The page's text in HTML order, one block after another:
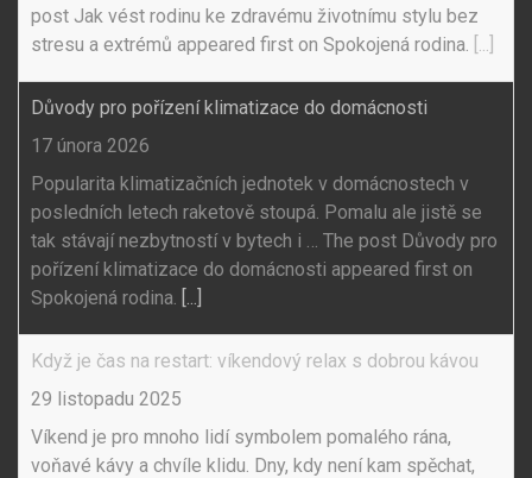
post Jak vést rodinu ke zdravému životnímu stylu bez
stresu a extrémů appeared first on Spokojená rodina. [...]
Důvody pro pořízení klimatizace do domácnosti
17 února 2026
Popularita klimatizačních jednotek v domácnostech v
posledních letech raketově stoupá. Pomalu ale jistě se
tak stávají nezbytností v bytech i … The post Důvody pro
pořízení klimatizace do domácnosti appeared first on
Spokojená rodina. [...]
Když je čas na restart: víkendový relax s dobrou kávou
29 listopadu 2025
Víkend je pro mnoho lidí symbolem pomalého rána,
voňavé kávy a chvíle klidu. Dny, kdy není kam spěchat,